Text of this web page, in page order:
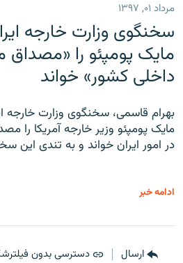
مرداد ۰۱, ۱۳۹۷
سخنگوی وزارت خارجه
مایک پومپئو را «مصداق
داخلی کشور» خواند
بهرام قاسمی، سخنگوی وزارت خارجه
مایک پومپئو وزیر خارجه آمریکا را
در امور ایران خواند و به تندی این
ادامه خبر
ارسال دسترسی بدون